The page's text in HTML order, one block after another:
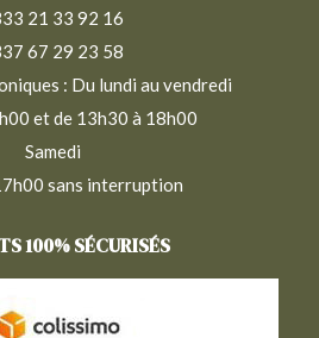
21 33 92 16
67 29 23 58
: Du lundi au vendredi
et de 13h30 à 18h00
Samedi
sans interruption
100% SÉCURISÉS